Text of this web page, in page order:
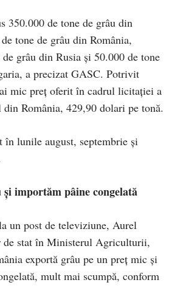
350.000 de tone de grâu din
tone de grâu din România,
grâu din Rusia şi 50.000 de tone
a precizat GASC. Potrivit
mic preţ oferit în cadrul licitaţiei a
România, 429,90 dolari pe tonă.
lunile august, septembrie şi
importăm pâine congelată
un post de televiziune, Aurel
de stat în Ministerul Agriculturii,
exportă grâu pe un preț mic și
mult mai scumpă, conform